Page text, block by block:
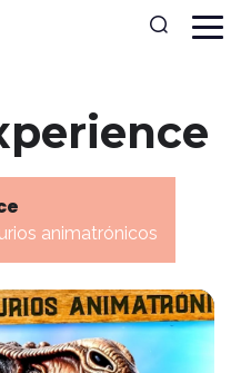
animatrónicos